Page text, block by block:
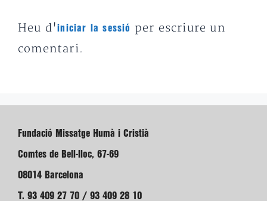
Heu d'iniciar la sessió
per escriure un
comentari.
Fundació Missatge Humà i Cristià
Comtes de Bell-lloc, 67-69
08014 Barcelona
T. 93 409 27 70 / 93 409 28 10